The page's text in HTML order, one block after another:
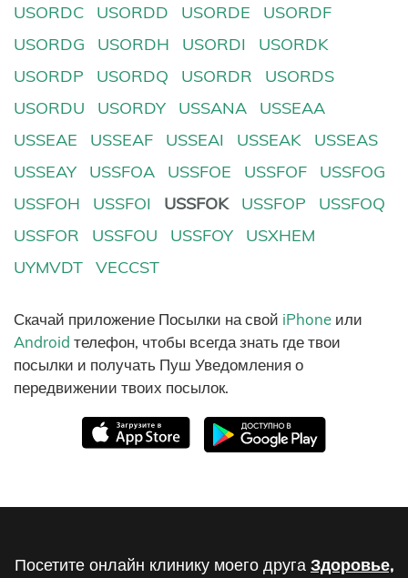
USORDC
USORDD USORDE
USORDF
USORDG
USORDH USORDI
USORDK
USORDP
USORDQ USORDR
USORDS
USORDU
USORDY USSANA
USSEAA
USSEAE
USSEAF USSEAI USSEAK
USSEAS
USSEAY
USSFOA USSFOE USSFOF
USSFOG
USSFOH
USSFOI USSFOK USSFOP
USSFOQ
USSFOR
USSFOU USSFOY
USXHEM
UYMVDT
VECCST
Скачай приложение Посылки на свой iPhone или
Android телефон, чтобы всегда знать где твои
посылки и получать Пуш Уведомления о
передвижении твоих посылок.
Посетите онлайн клинику моего друга Здоровье,